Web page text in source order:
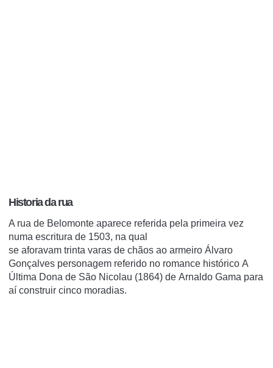
Historia da rua
A rua de Belomonte aparece referida pela primeira vez
numa escritura de 1503, na qual
se aforavam trinta varas de chãos ao armeiro Álvaro
Gonçalves personagem referido no romance histórico A
Última Dona de São Nicolau (1864) de Arnaldo Gama para
aí construir cinco moradias.